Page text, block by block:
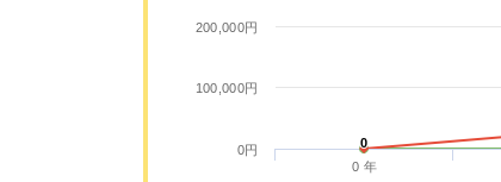
0
0
0 年
0円
100,000円
200,000円